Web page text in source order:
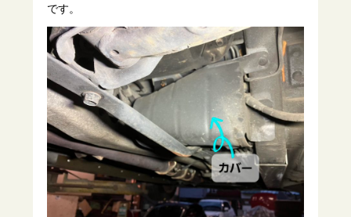
です。